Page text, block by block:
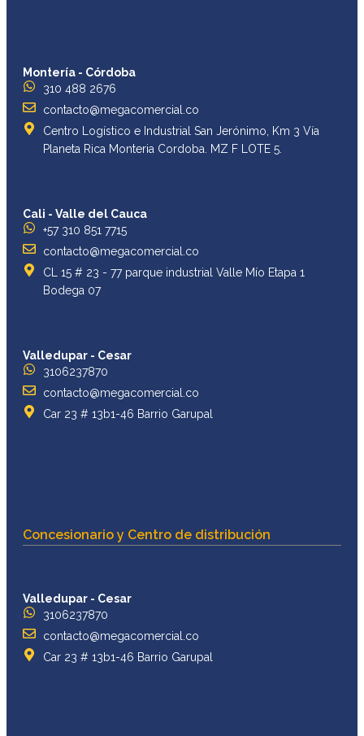
Montería - Córdoba
310 488 2676
contacto@megacomercial.co
Centro Logístico e Industrial San Jerónimo, Km 3 Vía
Planeta Rica Monteria Cordoba. MZ F LOTE 5.
Cali - Valle del Cauca
+57 310 851 7715
contacto@megacomercial.co
CL 15 # 23 - 77 parque industrial Valle Mío Etapa 1
Bodega 07
Valledupar - Cesar
3106237870
contacto@megacomercial.co
Car 23 # 13b1-46 Barrio Garupal
Concesionario y Centro de distribución
Valledupar - Cesar
3106237870
contacto@megacomercial.co
Car 23 # 13b1-46 Barrio Garupal